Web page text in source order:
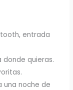
entrada
donde quieras.
una noche de